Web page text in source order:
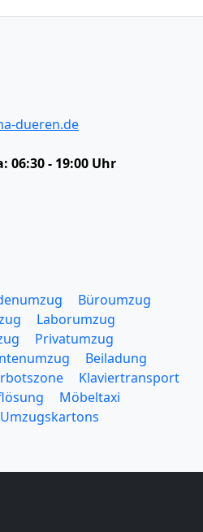
dueren.de
06:30 - 19:00 Uhr
Büroumzug
Laborumzug
Privatumzug
Beiladung
Klaviertransport
Möbeltaxi
Umzugskartons